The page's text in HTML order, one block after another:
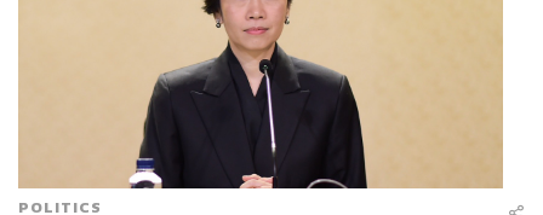
การบิน Drukair, Bhutan Airlines และ Heli Bhutan เพื่อหารือ
โอกาสทางการค้าและการลงทุนร่วมกัน
อีกทั้งปัจจุบัน ไทยและภูฏานมีเที่ยวบินเชื่อมต่อรวม 18 เที่ยว
บินต่อสัปดาห์ จาก 2 สายการบินหลัก ได้แก่ Drukair และ
Bhutan Airlines โดยคิดเป็นจำนวนที่นั่งกว่า 8.3 หมื่นที่นั่งต่อ
ปี สะท้อนศักยภาพในการรองรับการเดินทางที่เพิ่มขึ้นใน
POLITICS